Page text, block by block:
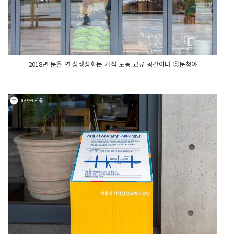
2018년 문을 연 상생상회는 거점 도농 교류 공간이다 ⓒ문청야